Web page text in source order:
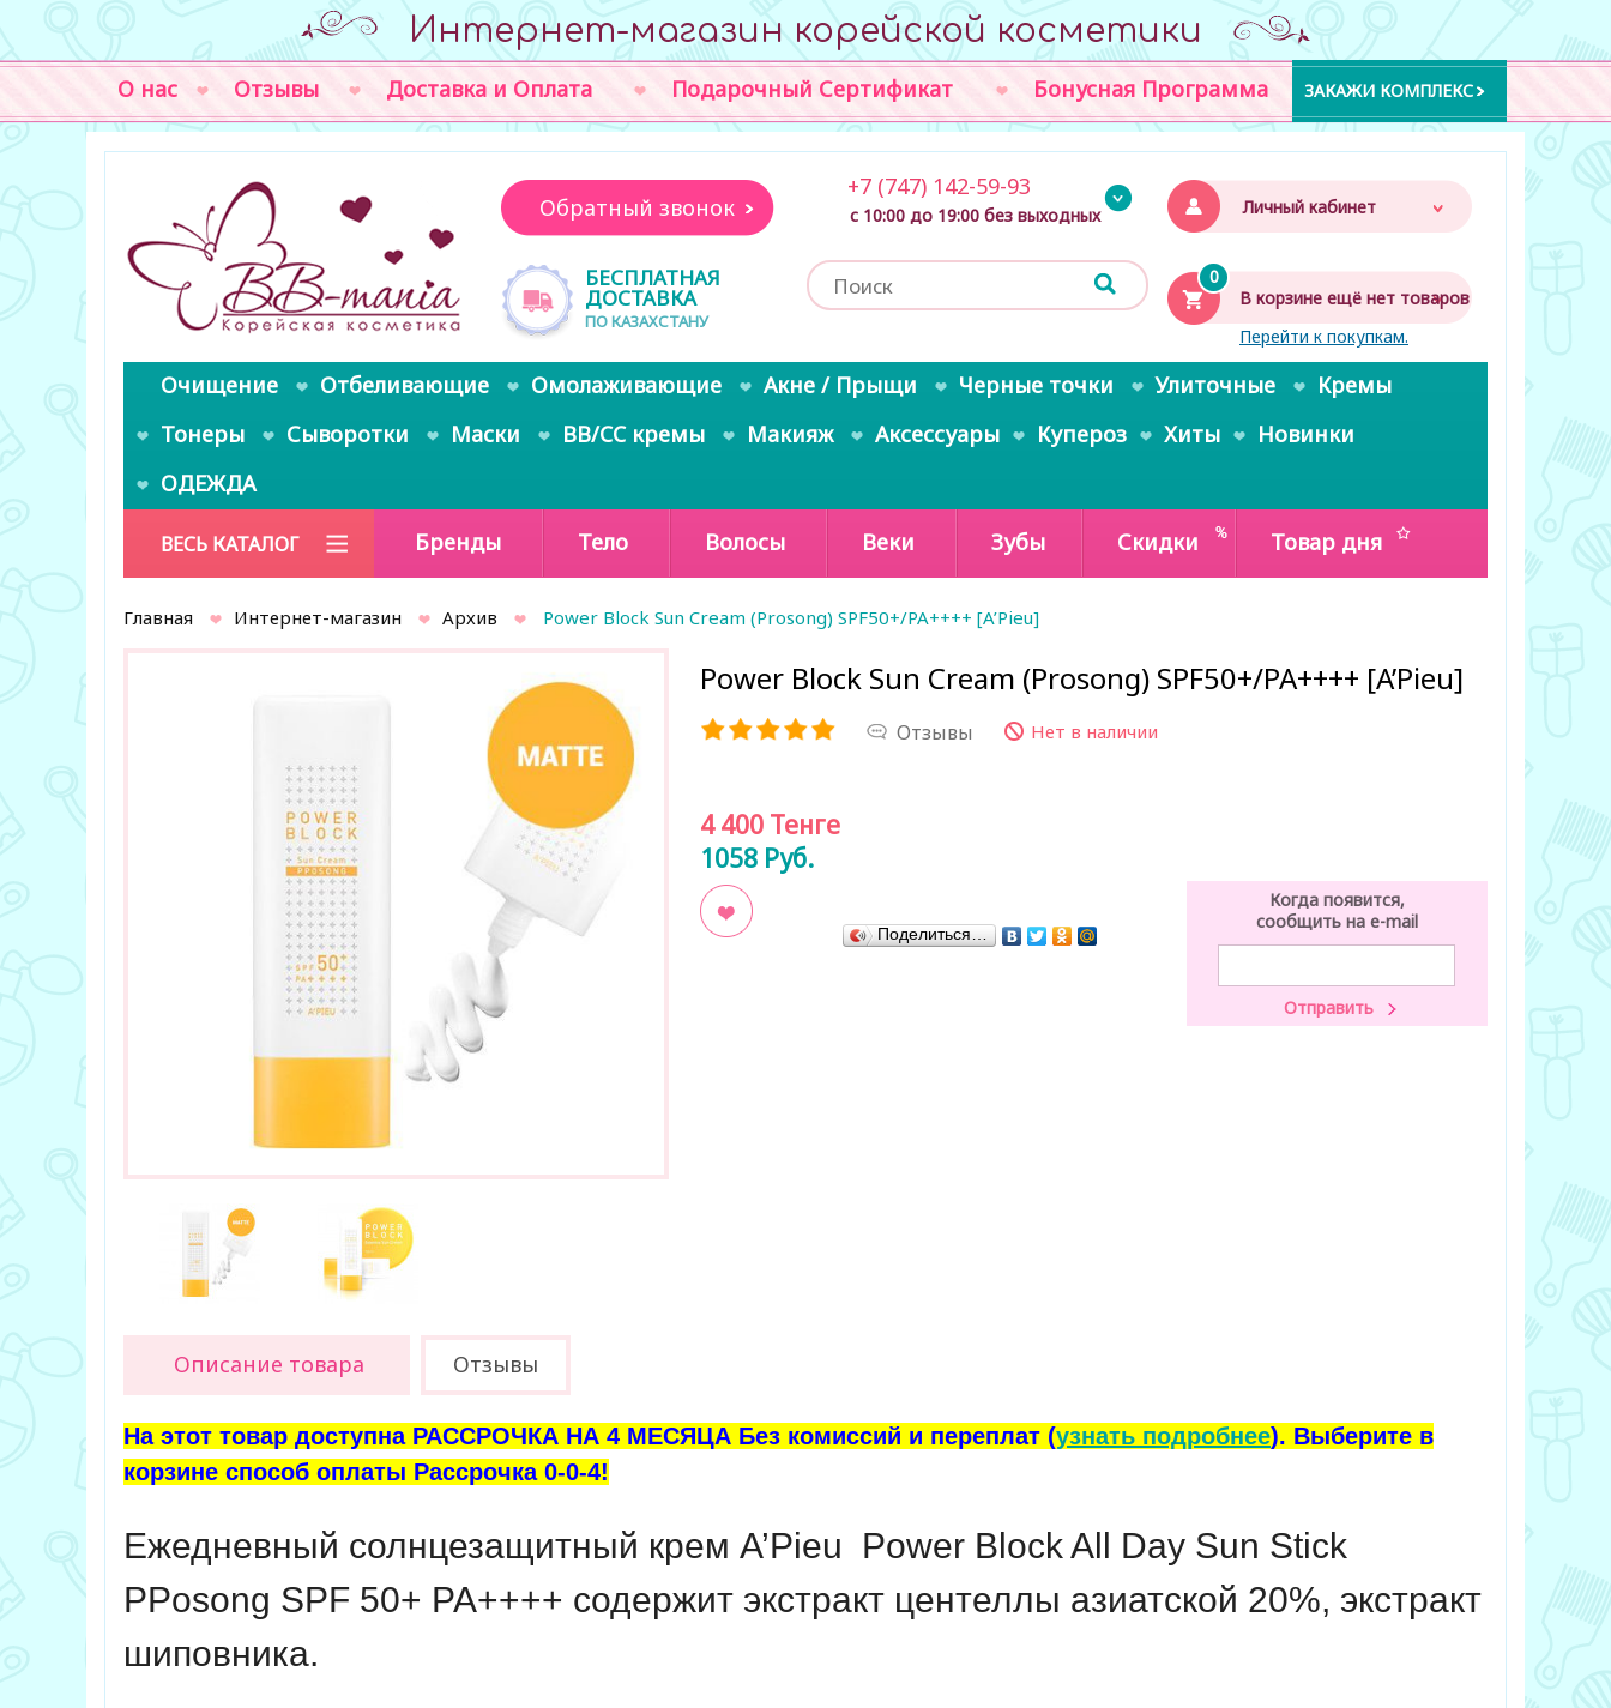
Интернет-магазин корейской косметики
О нас Отзывы Доставка и Оплата Подарочный Сертификат Бонусная Программа ЗАКАЖИ КОМПЛЕКС
Личный кабинет
0
В корзине ещё нет товаров
Перейти к покупкам.
Обратный звонок
БЕСПЛАТНАЯ
ДОСТАВКА
ПО КАЗАХСТАНУ
+7 (747) 142-59-93
с 10:00 до 19:00 без выходных
Очищение Отбеливающие Омолаживающие Акне / Прыщи Черные точки Улиточные
Кремы
Тонеры
Сыворотки Маски BB/CC кремы Макияж Аксессуары Купероз Хиты
Новинки
ОДЕЖДА
ВЕСЬ КАТАЛОГ Бренды Тело Волосы Веки Зубы Скидки Товар дня
Главная Интернет-магазин Архив Power Block Sun Cream (Prosong) SPF50+/PA++++ [A’Pieu]
Power Block Sun Cream (Prosong) SPF50+/PA++++ [A’Pieu]
Отзывы Нет в наличии
4 400 Тенге
1058 Руб.
Когда появится,
сообщить на e-mail
Поделиться…
Описание товара Отзывы
На этот товар доступна РАССРОЧКА НА 4 МЕСЯЦА Без комиссий и переплат (узнать подробнее). Выберите в
корзине способ оплаты Рассрочка 0-0-4!
Ежедневный солнцезащитный крем A’Pieu Power Block All Day Sun Stick
PPosong SPF 50+ PA++++ содержит экстракт центеллы азиатской 20%, экстракт
шиповника.